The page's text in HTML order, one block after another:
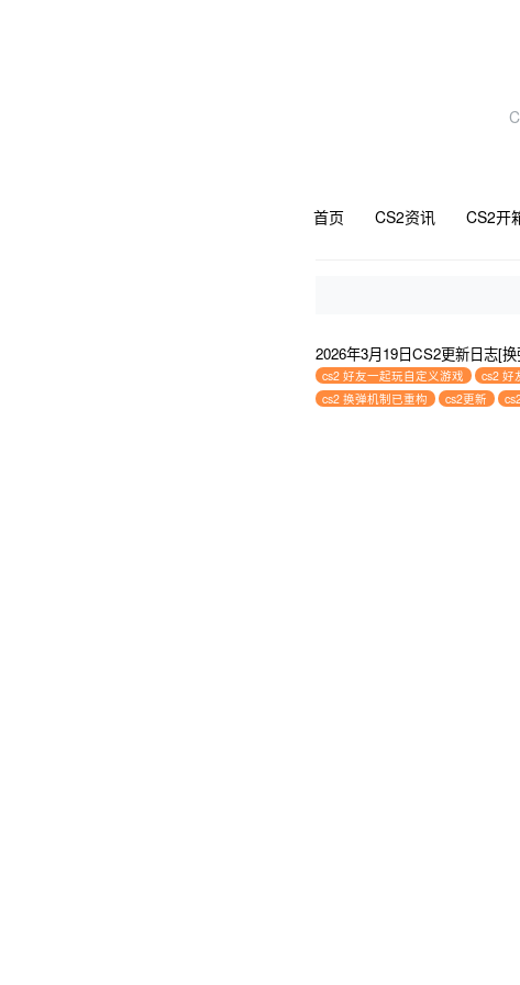
首页 CS2资讯 CS2开
2026年3月19日CS2更新日志[
cs2 好友一起玩自定义游戏
cs2 好
cs2 换弹机制已重构
cs2更新